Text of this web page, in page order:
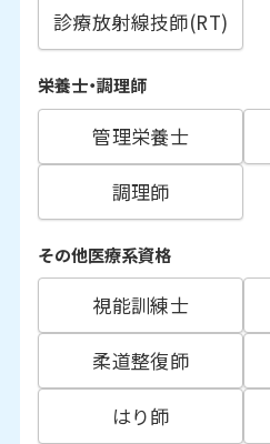
診療放射線技師(RT)
栄養士・調理師
管理栄養士
調理師
その他医療系資格
視能訓練士
柔道整復師
はり師